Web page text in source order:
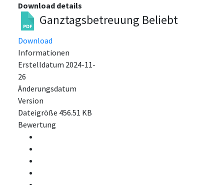
Download details
Ganztagsbetreuung Beliebt
Download
Informationen
Erstelldatum 2024-11-
26
Änderungsdatum
Version
Dateigröße 456.51 KB
Bewertung